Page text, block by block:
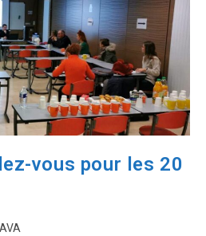
attestions
RAE
vous pour les 20